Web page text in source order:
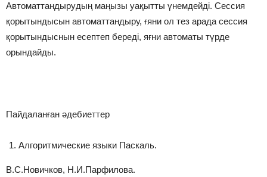
Автоматтандырудың маңызы уақытты үнемдейді. Сессия
қорытындысын автоматтандыру, ғяни ол тез арада сессия
қорытындыснын есептеп береді, яғни автоматы түрде
орындайды.
Пайдаланған әдебиеттер
Алгоритмические языки Паскаль.
В.С.Новичков, Н.И.Парфилова.